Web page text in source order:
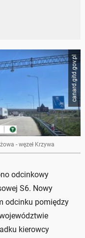
canard.gitd.gov.pl
- węzeł Krzywa
odcinkowy
S6. Nowy
odcinku pomiędzy
kierowcy